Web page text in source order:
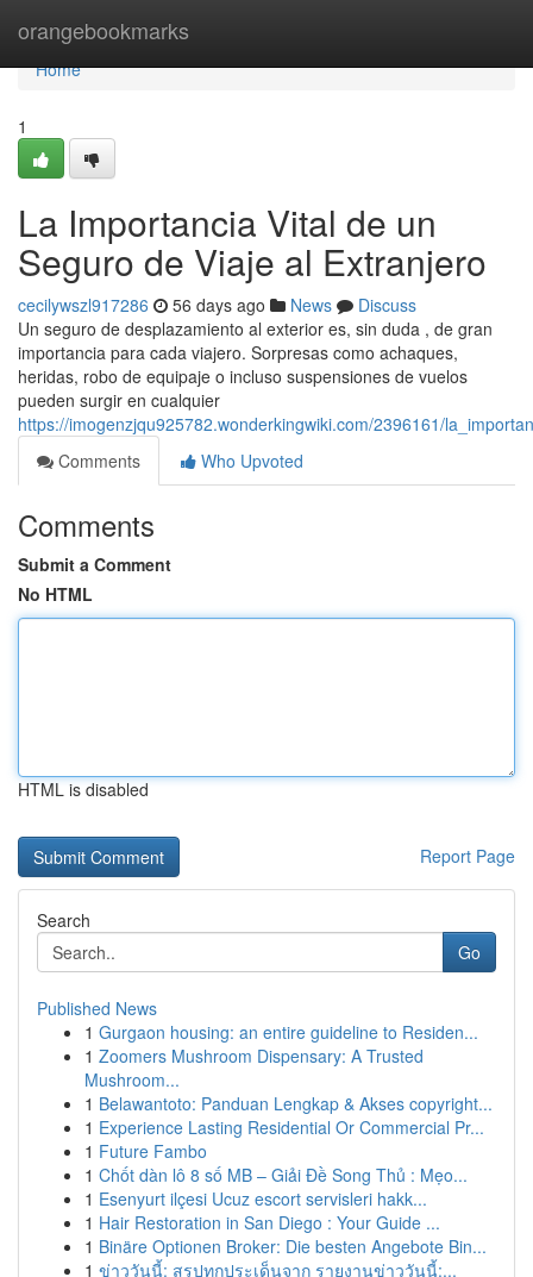
orangebookmarks
Home
Home
1
La Importancia Vital de un
Seguro de Viaje al Extranjero
cecilywszl917286 56 days ago News
Discuss
Un seguro de desplazamiento al exterior es, sin duda , de gran
importancia para cada viajero. Sorpresas como achaques,
heridas, robo de equipaje o incluso suspensiones de vuelos
pueden surgir en cualquier
https://imogenzjqu925782.wonderkingwiki.com/2396161/
Comments
Who Upvoted
Comments
Submit a Comment
No HTML
HTML is disabled
Report Page
Search
Go
Published News
1 Gurgaon housing: an entire guideline to Residen...
1 Zoomers Mushroom Dispensary: A Trusted
Mushroom...
1 Belawantoto: Panduan Lengkap & Akses copyright...
1 Experience Lasting Residential Or Commercial Pr...
1 Future Fambo
1 Chốt dàn lô 8 số MB – Giải Đề Song Thủ : Mẹo...
1 Esenyurt ilçesi Ucuz escort servisleri hakk...
1 Hair Restoration in San Diego : Your Guide ...
1 Binäre Optionen Broker: Die besten Angebote Bin...
1 ข่าววันนี้: สรุปทุกประเด็นจาก รายงานข่าววันนี้:...